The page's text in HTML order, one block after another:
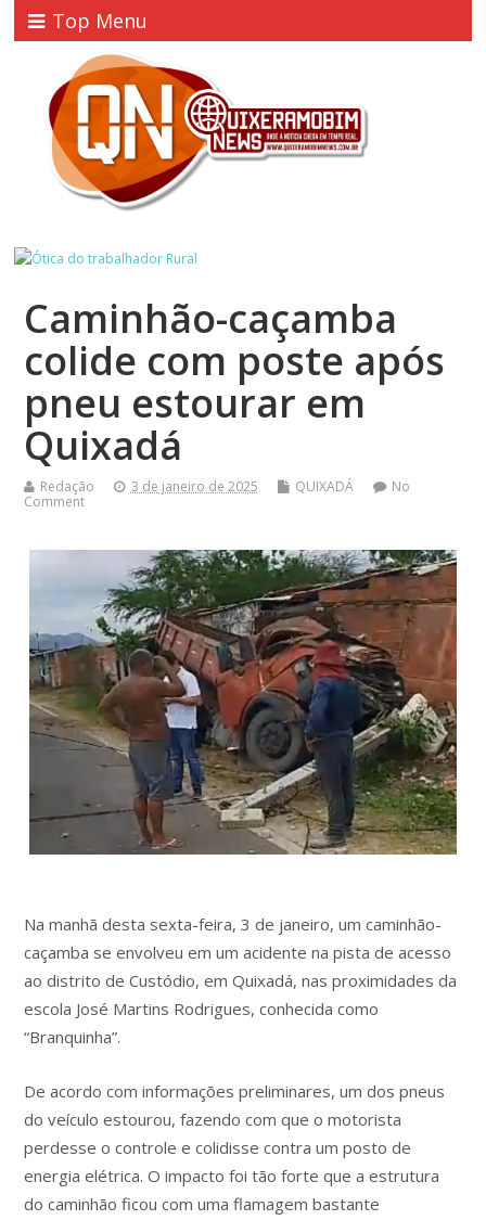
Top Menu
Caminhão-caçamba
colide com poste após
pneu estourar em
Quixadá
Redação 3 de janeiro de 2025 QUIXADÁ
No
Comment
Na manhã desta sexta-feira, 3 de janeiro, um caminhão-
caçamba se envolveu em um acidente na pista de acesso
ao distrito de Custódio, em Quixadá, nas proximidades da
escola José Martins Rodrigues, conhecida como
“Branquinha”.
De acordo com informações preliminares, um dos pneus
do veículo estourou, fazendo com que o motorista
perdesse o controle e colidisse contra um posto de
energia elétrica. O impacto foi tão forte que a estrutura
do caminhão ficou com uma flamagem bastante